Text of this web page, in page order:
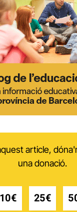
article,
una donació.
10€ 25€